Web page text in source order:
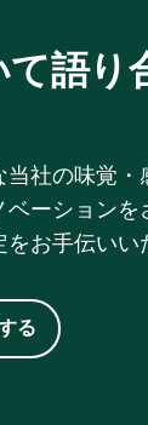
協会（
」
. "がん患者に
語り
社の味覚
ーション
お手伝いい
る